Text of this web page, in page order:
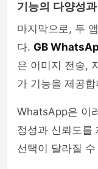
기능의 다양성
마지막으로, 두
다. GB
은 이미지 전송,
가 기능을 제공합
WhatsApp은 이
정성과 신뢰도를
선택이 달라질